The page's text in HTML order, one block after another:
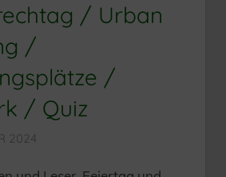
/ Urban
/
/
/ Quiz
2024